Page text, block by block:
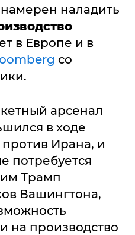
наладить
в Европе и в
со
арсенал
в ходе
Ирана, и
потребуется
Трамп
Вашингтона,
на производство